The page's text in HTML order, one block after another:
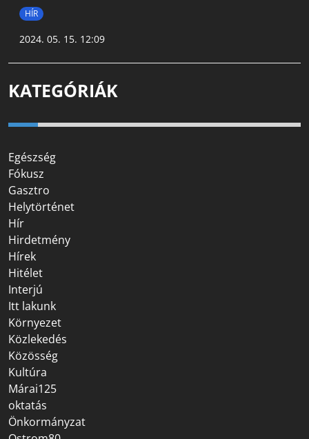
HÍR
2024. 05. 15. 12:09
KATEGÓRIÁK
Egészség
Fókusz
Gasztro
Helytörténet
Hír
Hirdetmény
Hírek
Hitélet
Interjú
Itt lakunk
Környezet
Közlekedés
Közösség
Kultúra
Márai125
oktatás
Önkormányzat